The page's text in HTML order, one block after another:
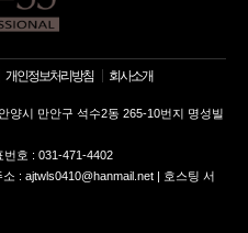
개인정보처리방침 회사소개
양시 만안구 석수2동 265-10번지 명성빌
호 : 031-471-4402
: ajtwls0410@hanmail.net | 호스팅 서